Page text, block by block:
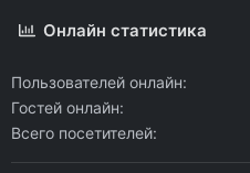
Онлайн статистика
Пользователей онлайн
Гостей онлайн
Всего посетителей